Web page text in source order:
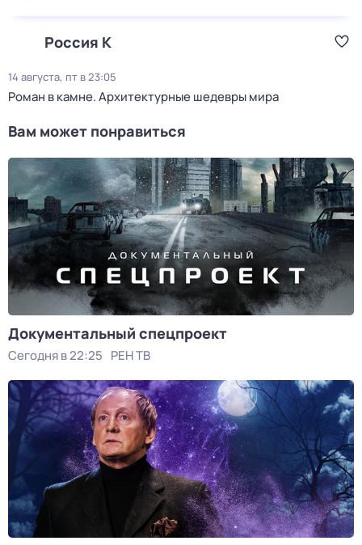
Россия К
14 августа, пт в 23:05
Роман в камне. Архитектурные шедевры мира
Вам может понравиться
Документальный спецпроект
Сегодня в 22:25 РЕН ТВ